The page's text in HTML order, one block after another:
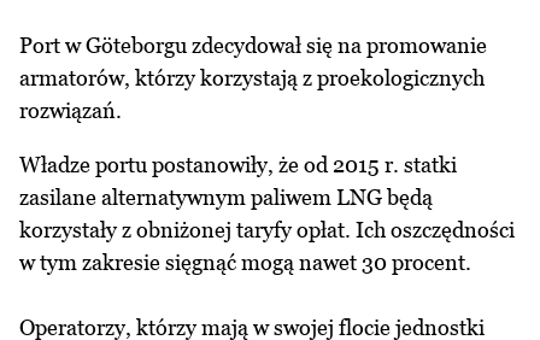
Port w Göteborgu zdecydował się na promowanie
armatorów, którzy korzystają z proekologicznych
rozwiązań.
Władze portu postanowiły, że od 2015 r. statki
zasilane alternatywnym paliwem LNG będą
korzystały z obniżonej taryfy opłat. Ich oszczędności
w tym zakresie sięgnąć mogą nawet 30 procent.
Operatorzy, którzy mają w swojej flocie jednostki